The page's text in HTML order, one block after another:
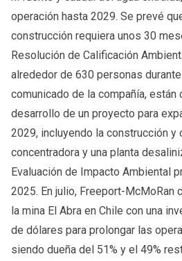
operación hasta 2029. Se prevé
construcción requiera unos 30
Resolución de Calificación
alrededor de 630 personas
comunicado de la compañía, están
desarrollo de un proyecto para
2029, incluyendo la construcción y
concentradora y una planta
Evaluación de Impacto Ambiental
2025. En julio, Freeport-McMoRan
la mina El Abra en Chile con una
de dólares para prolongar las
siendo dueña del 51% y el 49%